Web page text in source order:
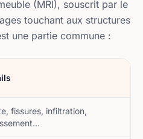
(MRI), souscrit par le
touchant aux structures
une partie commune :
fissures, infiltration,